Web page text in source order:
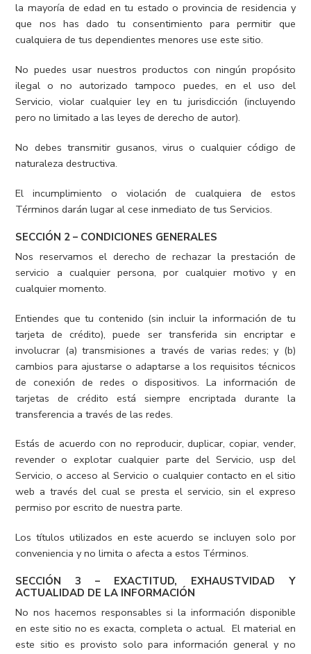
la mayoría de edad en tu estado o provincia de residencia y
que nos has dado tu consentimiento para permitir que
cualquiera de tus dependientes menores use este sitio.
No puedes usar nuestros productos con ningún propósito
ilegal o no autorizado tampoco puedes, en el uso del
Servicio, violar cualquier ley en tu jurisdicción (incluyendo
pero no limitado a las leyes de derecho de autor).
No debes transmitir gusanos, virus o cualquier código de
naturaleza destructiva.
El incumplimiento o violación de cualquiera de estos
Términos darán lugar al cese inmediato de tus Servicios.
SECCIÓN 2 – CONDICIONES GENERALES
Nos reservamos el derecho de rechazar la prestación de
servicio a cualquier persona, por cualquier motivo y en
cualquier momento.
Entiendes que tu contenido (sin incluir la información de tu
tarjeta de crédito), puede ser transferida sin encriptar e
involucrar (a) transmisiones a través de varias redes; y (b)
cambios para ajustarse o adaptarse a los requisitos técnicos
de conexión de redes o dispositivos. La información de
tarjetas de crédito está siempre encriptada durante la
transferencia a través de las redes.
Estás de acuerdo con no reproducir, duplicar, copiar, vender,
revender o explotar cualquier parte del Servicio, usp del
Servicio, o acceso al Servicio o cualquier contacto en el sitio
web a través del cual se presta el servicio, sin el expreso
permiso por escrito de nuestra parte.
Los títulos utilizados en este acuerdo se incluyen solo por
conveniencia y no limita o afecta a estos Términos.
SECCIÓN 3 – EXACTITUD, EXHAUSTVIDAD Y
ACTUALIDAD DE LA INFORMACIÓN
No nos hacemos responsables si la información disponible
en este sitio no es exacta, completa o actual. El material en
este sitio es provisto solo para información general y no